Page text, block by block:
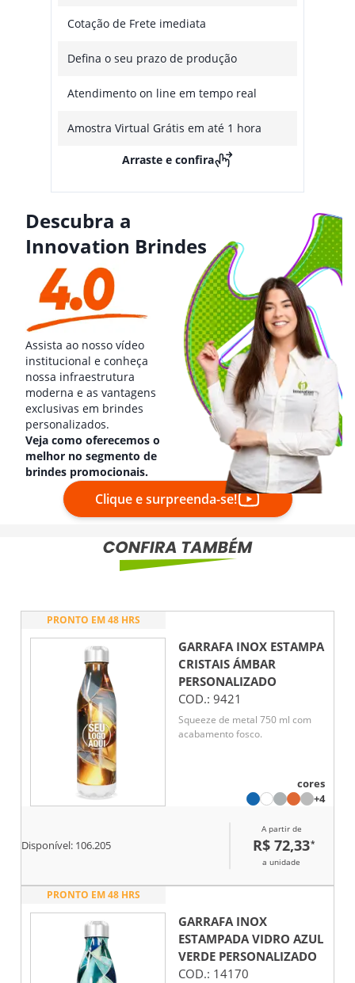
Cotação de Frete imediata
Defina o seu prazo de produção
Atendimento on line em tempo real
Amostra Virtual Grátis em até 1 hora
Arraste e confira
Descubra a
Innovation Brindes
Assista ao nosso vídeo
institucional e conheça
nossa infraestrutura
moderna e as vantagens
exclusivas em brindes
personalizados.
Veja como oferecemos o
melhor no segmento de
brindes promocionais.
Clique e surpreenda-se!
PRONTO EM 48 HRS
GARRAFA INOX ESTAMPA
CRISTAIS ÁMBAR
PERSONALIZADO
COD.: 9421
Squeeze de metal 750 ml com
acabamento fosco.
cores
+4
Disponível: 106.205
A partir de
R$ 72,33*
a unidade
PRONTO EM 48 HRS
GARRAFA INOX
ESTAMPADA VIDRO AZUL
VERDE PERSONALIZADO
COD.: 14170